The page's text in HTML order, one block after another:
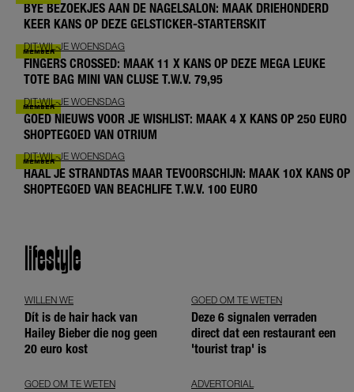
BYE BEZOEKJES AAN DE NAGELSALON: MAAK DRIEHONDERD
KEER KANS OP DEZE GELSTICKER-STARTERSKIT
DIT-WIL-JE WOENSDAG
FINGERS CROSSED: MAAK 11 X KANS OP DEZE MEGA LEUKE
TOTE BAG MINI VAN CLUSE T.W.V. 79,95
DIT-WIL-JE WOENSDAG
GOED NIEUWS VOOR JE WISHLIST: MAAK 4 X KANS OP 250 EURO
SHOPTEGOED VAN OTRIUM
DIT-WIL-JE WOENSDAG
HAAL JE STRANDTAS MAAR TEVOORSCHIJN: MAAK 10X KANS OP
SHOPTEGOED VAN BEACHLIFE T.W.V. 100 EURO
lifestyle
WILLEN WE
Dít is de hair hack van
Hailey Bieber die nog geen
20 euro kost
GOED OM TE WETEN
Deze 6 signalen verraden
direct dat een restaurant een
'tourist trap' is
GOED OM TE WETEN ADVERTORIAL